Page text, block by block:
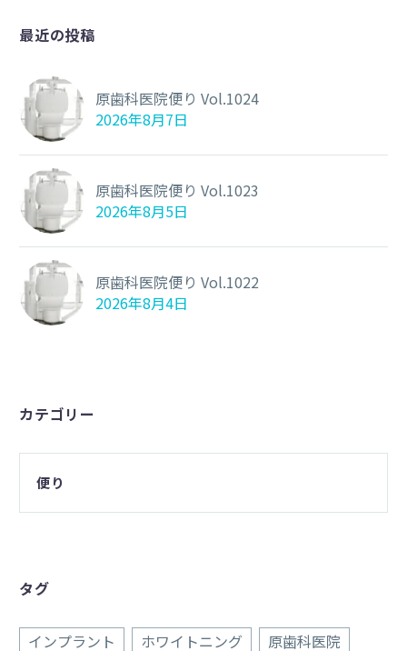
最近の投稿
原歯科医院便り Vol.1024
2026年8月7日
原歯科医院便り Vol.1023
2026年8月5日
原歯科医院便り Vol.1022
2026年8月4日
カテゴリー
便り
タグ
インプラント ホワイトニング 原歯科医院